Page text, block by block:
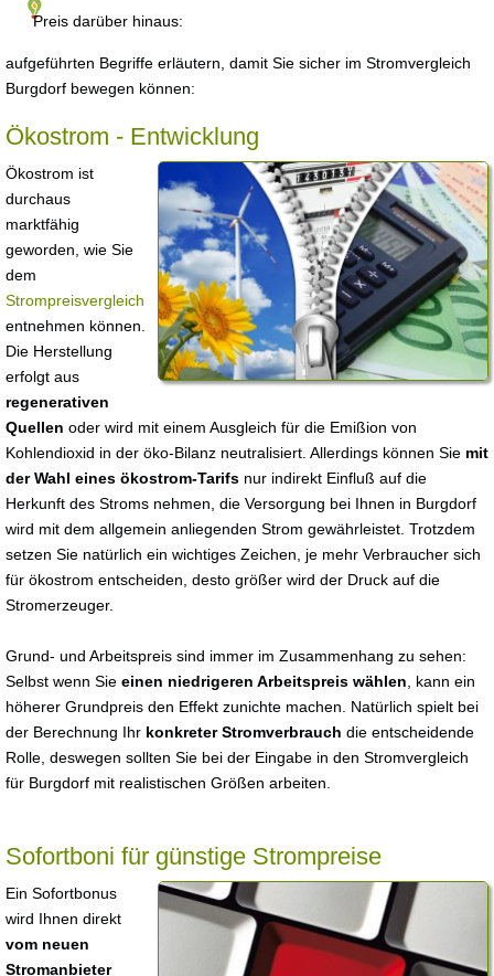
Preis darüber hinaus:
aufgeführten Begriffe erläutern, damit Sie sicher im Stromvergleich
Burgdorf bewegen können:
Ökostrom - Entwicklung
Ökostrom ist
durchaus
marktfähig
geworden, wie Sie
dem
Strompreisvergleich
entnehmen können.
Die Herstellung
erfolgt aus
regenerativen
Quellen oder wird mit einem Ausgleich für die Emißion von
Kohlendioxid in der öko-Bilanz neutralisiert. Allerdings können Sie mit
der Wahl eines ökostrom-Tarifs nur indirekt Einfluß auf die
Herkunft des Stroms nehmen, die Versorgung bei Ihnen in Burgdorf
wird mit dem allgemein anliegenden Strom gewährleistet. Trotzdem
setzen Sie natürlich ein wichtiges Zeichen, je mehr Verbraucher sich
für ökostrom entscheiden, desto größer wird der Druck auf die
Stromerzeuger.
Grund- und Arbeitspreis sind immer im Zusammenhang zu sehen:
Selbst wenn Sie einen niedrigeren Arbeitspreis wählen , kann ein
höherer Grundpreis den Effekt zunichte machen. Natürlich spielt bei
der Berechnung Ihr konkreter Stromverbrauch die entscheidende
Rolle, deswegen sollten Sie bei der Eingabe in den Stromvergleich
für Burgdorf mit realistischen Größen arbeiten.
Sofortboni für günstige Strompreise
Ein Sofortbonus
wird Ihnen direkt
vom neuen
Stromanbieter